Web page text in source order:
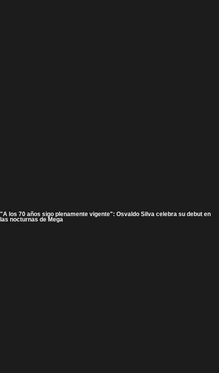
"A los 70 años sigo plenamente vigente": Osvaldo Silva celebra su debut en
las nocturnas de Mega